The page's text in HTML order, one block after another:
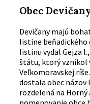
Obec
Devičany majú
listine beňadického
listinu vydal Gejza
štátu, ktorý vznikol
Veľkomoravskej
dostala obec názov
rozdelená na